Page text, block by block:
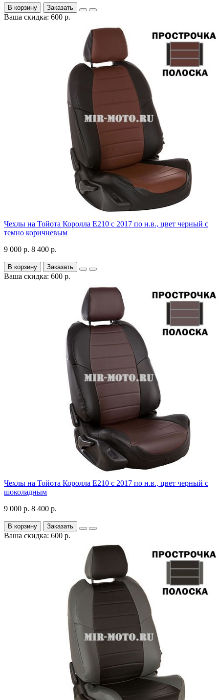
В корзину Заказать
Ваша скидка: 600 р.
Чехлы на Тойота Королла Е210 с 2017 по н.в., цвет черный с
темно коричневым
9 000 р. 8 400 р.
В корзину Заказать
Ваша скидка: 600 р.
Чехлы на Тойота Королла Е210 с 2017 по н.в., цвет черный с
шоколадным
9 000 р. 8 400 р.
В корзину Заказать
Ваша скидка: 600 р.